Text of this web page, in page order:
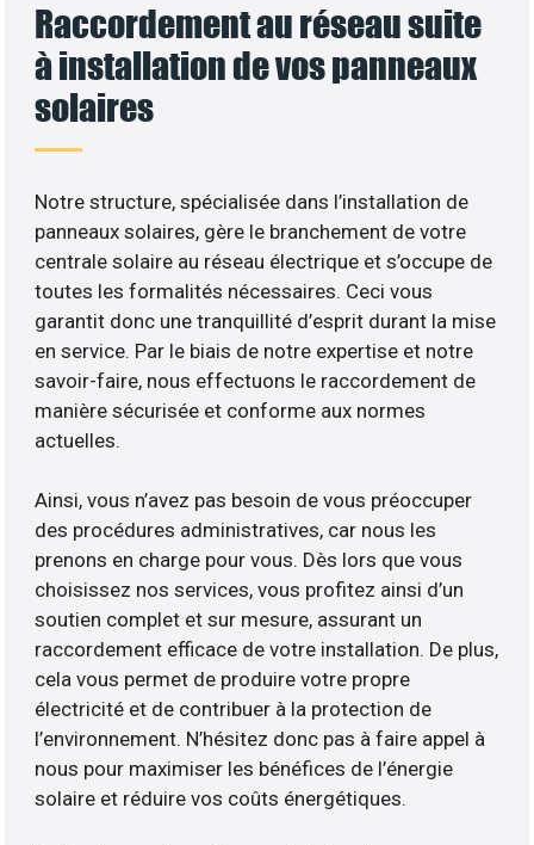
Raccordement au réseau suite
à installation de vos panneaux
solaires
Notre structure, spécialisée dans l’installation de
panneaux solaires, gère le branchement de votre
centrale solaire au réseau électrique et s’occupe de
toutes les formalités nécessaires. Ceci vous
garantit donc une tranquillité d’esprit durant la mise
en service. Par le biais de notre expertise et notre
savoir-faire, nous effectuons le raccordement de
manière sécurisée et conforme aux normes
actuelles.
Ainsi, vous n’avez pas besoin de vous préoccuper
des procédures administratives, car nous les
prenons en charge pour vous. Dès lors que vous
choisissez nos services, vous profitez ainsi d’un
soutien complet et sur mesure, assurant un
raccordement efficace de votre installation. De plus,
cela vous permet de produire votre propre
électricité et de contribuer à la protection de
l’environnement. N’hésitez donc pas à faire appel à
nous pour maximiser les bénéfices de l’énergie
solaire et réduire vos coûts énergétiques.